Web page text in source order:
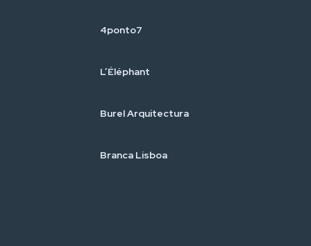
4ponto7
L’Éléphant
Burel Arquitectura
Branca Lisboa